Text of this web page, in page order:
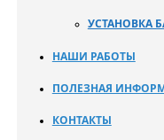
УСТАНОВКА
НАШИ РАБОТЫ
ПОЛЕЗНАЯ
КОНТАКТЫ